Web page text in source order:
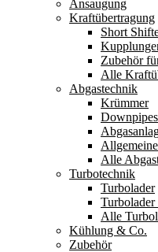
Ansaugung
Kraftübertragung
Short
Zubehör
Alle
Abgastechnik
Krümmer
Downpipes
Alle
Turbotechnik
Turbolader
Alle
Kühlung & Co.
Zubehör